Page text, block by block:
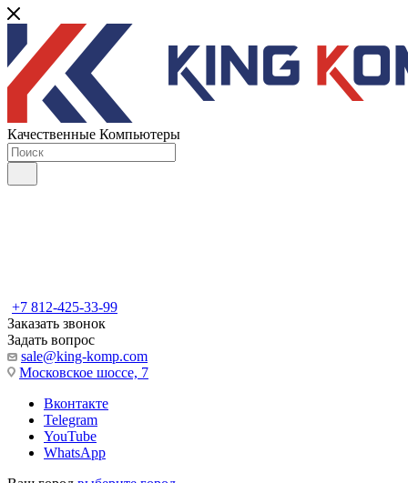
Качественные Компьютеры
+7 812-425-33-99
Заказать звонок
Задать вопрос
sale@king-komp.com
Московское шоссе, 7
Вконтакте
Telegram
YouTube
WhatsApp